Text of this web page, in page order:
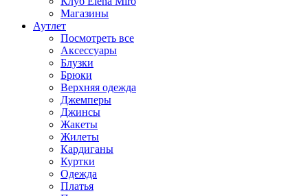
Магазины
Аутлет
Посмотреть все
Аксессуары
Блузки
Брюки
Верхняя одежда
Джемперы
Джинсы
Жакеты
Жилеты
Кардиганы
Куртки
Одежда
Платья